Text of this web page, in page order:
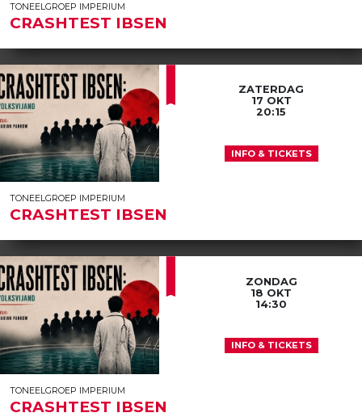
TONEELGROEP IMPERIUM
CRASHTEST IBSEN
TONEELGROEP IMPERIUM
CRASHTEST IBSEN
ZATERDAG
17 OKT
20:15
INFO & TICKETS
TONEELGROEP IMPERIUM
CRASHTEST IBSEN
ZONDAG
18 OKT
14:30
INFO & TICKETS